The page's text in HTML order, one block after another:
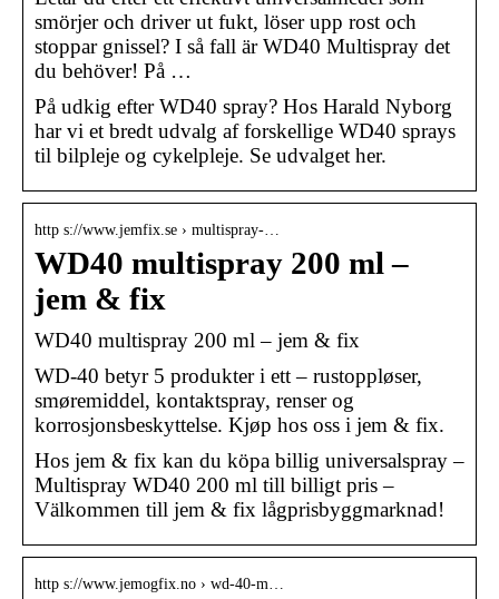
smörjer och driver ut fukt, löser upp rost och
stoppar gnissel? I så fall är WD40 Multispray det
du behöver! På …
På udkig efter WD40 spray? Hos Harald Nyborg
har vi et bredt udvalg af forskellige WD40 sprays
til bilpleje og cykelpleje. Se udvalget her.
http s://www.jemfix.se › multispray-…
WD40 multispray 200 ml –
jem & fix
WD40 multispray 200 ml – jem & fix
WD-40 betyr 5 produkter i ett – rustoppløser,
smøremiddel, kontaktspray, renser og
korrosjonsbeskyttelse. Kjøp hos oss i jem & fix.
Hos jem & fix kan du köpa billig universalspray –
Multispray WD40 200 ml till billigt pris –
Välkommen till jem & fix lågprisbyggmarknad!
http s://www.jemogfix.no › wd-40-m…